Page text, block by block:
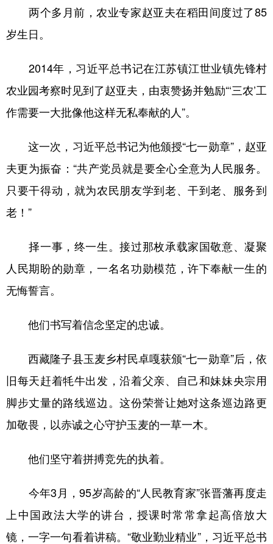
两个多月前，农业专家赵亚夫在稻田间度过了85
岁生日。
2014年，习近平总书记在江苏镇江世业镇先锋村
农业园考察时见到了赵亚夫，由衷赞扬并勉励“‘三农’工
作需要一大批像他这样无私奉献的人”。
这一次，习近平总书记为他颁授“七一勋章”，赵亚
夫更为振奋：“共产党员就是要全心全意为人民服务。
只要干得动，就为农民朋友学到老、干到老、服务到
老！”
择一事，终一生。接过那枚承载家国敬意、凝聚
人民期盼的勋章，一名名功勋模范，许下奉献一生的
无悔誓言。
他们书写着信念坚定的忠诚。
西藏隆子县玉麦乡村民卓嘎获颁“七一勋章”后，依
旧每天赶着牦牛出发，沿着父亲、自己和妹妹央宗用
脚步丈量的路线巡边。这份荣誉让她对这条巡边路更
加敬畏，以赤诚之心守护玉麦的一草一木。
他们坚守着拼搏竞先的执着。
今年3月，95岁高龄的“人民教育家”张晋藩再度走
上中国政法大学的讲台，授课时常常拿起高倍放大
镜，一字一句看着讲稿。“敬业勤业精业”，习近平总书